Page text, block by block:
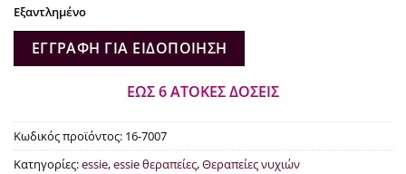
Εξαντλημένο
ΕΓΓΡΑΦΉ ΓΙΑ ΕΙΔΟΠΟΊΗΣΗ
ΕΩΣ 6 ΑΤΟΚΕΣ ΔΟΣΕΙΣ
Κωδικός προϊόντος: 16-7007
Κατηγορίες:essie,essie θεραπείες,Θεραπείες νυχιών